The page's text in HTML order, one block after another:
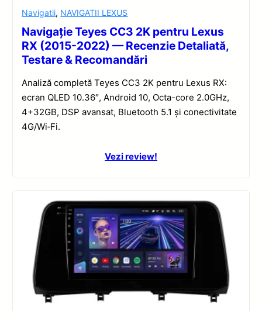
Navigatii, NAVIGATII LEXUS
Navigație Teyes CC3 2K pentru Lexus
RX (2015-2022) — Recenzie Detaliată,
Testare & Recomandări
Analiză completă Teyes CC3 2K pentru Lexus RX:
ecran QLED 10.36″, Android 10, Octa-core 2.0GHz,
4+32GB, DSP avansat, Bluetooth 5.1 și conectivitate
4G/Wi‑Fi.
Vezi review!